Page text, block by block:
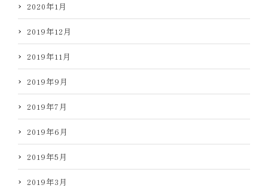
2020年1月
2019年12月
2019年11月
2019年9月
2019年7月
2019年6月
2019年5月
2019年3月